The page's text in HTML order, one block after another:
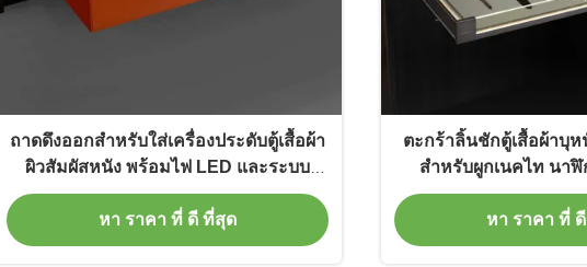
ถาดดึงออกสำหรับใส่เครื่องประดับตู้เสื้อผ้า
ผิวสัมผัสหนัง พร้อมไฟ LED และระบบ
Soft Close
หา ราคา ที่ ดี ที่สุด
ตะกร้าลิ้นชักตู้เสื้อผ้าบุ
สำหรับผูกเนคไท นา
หา ราคา ที่